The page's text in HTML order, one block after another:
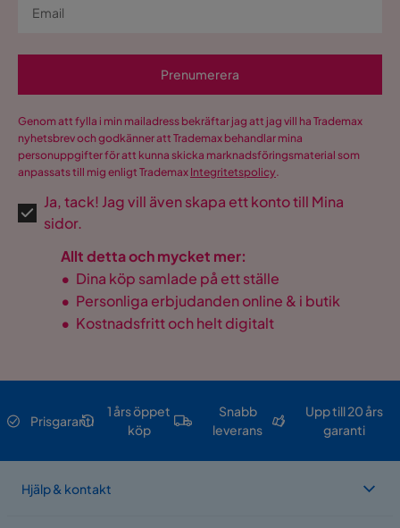
Prenumerera
Genom att fylla i min mailadress bekräftar jag att jag vill ha Trademax
nyhetsbrev och godkänner att Trademax behandlar mina
personuppgifter för att kunna skicka marknadsföringsmaterial som
anpassats till mig enligt Trademax Integritetspolicy.
Ja, tack! Jag vill även skapa ett konto till Mina
sidor.
Allt detta och mycket mer:
• Dina köp samlade på ett ställe
• Personliga erbjudanden online & i butik
• Kostnadsfritt och helt digitalt
Prisgaranti
1 års öppet
köp
Snabb
leverans
Upp till 20 års
garanti
Hjälp & kontakt